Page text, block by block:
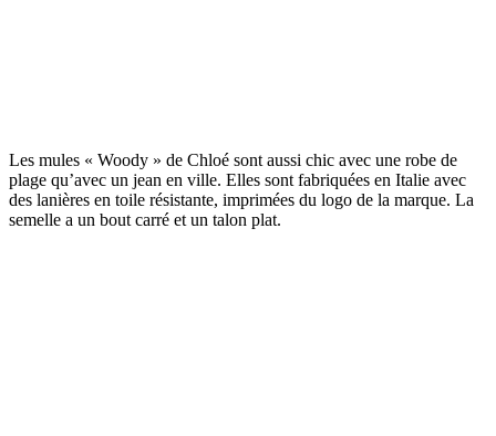
Les mules « Woody » de Chloé sont aussi chic avec une robe de
plage qu’avec un jean en ville. Elles sont fabriquées en Italie avec
des lanières en toile résistante, imprimées du logo de la marque. La
semelle a un bout carré et un talon plat.